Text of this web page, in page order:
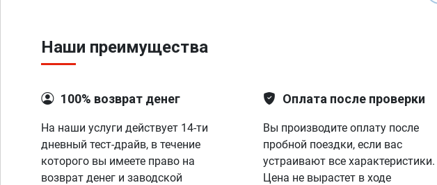
Наши преимущества
100% возврат денег
На наши услуги действует 14-ти
дневный тест-драйв, в течение
которого вы имеете право на
возврат денег и заводской
Оплата после проверки
Вы производите оплату после
пробной поездки, если вас
устраивают все характеристики.
Цена не вырастет в ходе